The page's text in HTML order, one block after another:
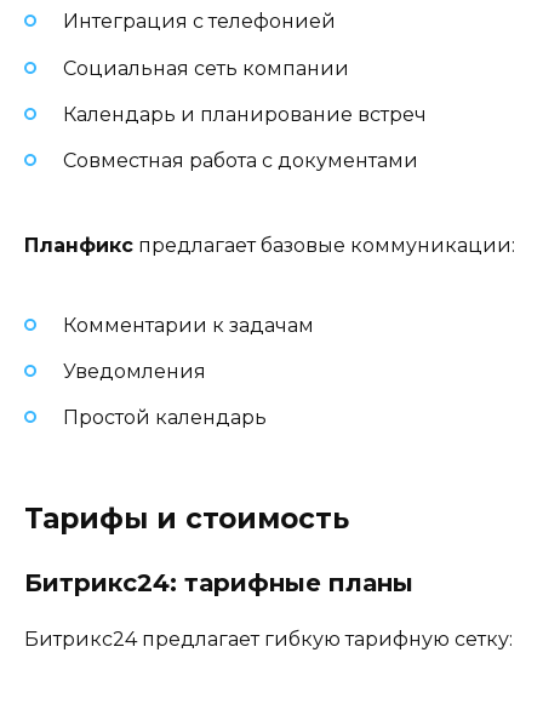
Интеграция с телефонией
Социальная сеть компании
Календарь и планирование встреч
Совместная работа с документами
Планфикс предлагает базовые коммуникации:
Комментарии к задачам
Уведомления
Простой календарь
Тарифы и стоимость
Битрикс24: тарифные планы
Битрикс24 предлагает гибкую тарифную сетку: